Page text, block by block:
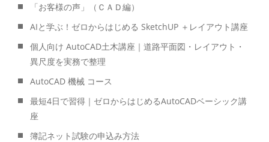
「お客様の声」（ＣＡＤ編）
AIと学ぶ！ゼロからはじめる SketchUP ＋レイアウト講座
個人向け AutoCAD土木講座｜道路平面図・レイアウト・
異尺度を実務で整理
AutoCAD 機械 コース
最短4日で習得｜ゼロからはじめるAutoCADベーシック講
座
簿記ネット試験の申込み方法